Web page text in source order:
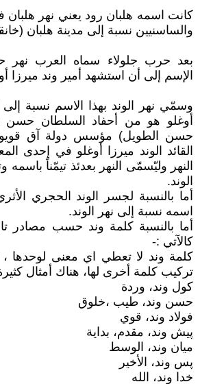
كانت اسمه هلبان رود يعني نهر هلبان
والساسنيين نسبة إلى مدينة هلبان
بعد حرب جلولاء سماه العرب نهر
الإسم إلى أن استشهد أمير وند ميرزا
وسمّي نهر الوند بهذا الاسم نسبة إلى
أوغلو هو من أحفاد السلطان حسن
حسن الطويل) مؤسس دولة آق
القائد الوند ميرزا أوغلو في إحدى
النهر وليّسمّى النهر بعدئذ تيمّناً باسمه
الوند.
أما بالنسبة لجسر الوند الحجري
اسمه نسبة إلى نهر الوند.
أما بالنسبة كلمة وند حسب مصادر
كالآتي :-
كلمة وند لا تعطي اي معنى لوحدها
تركيب كلمة أخرى لها، هناك أمثال
کول وند، وردة
حسن وند، طيب ،خلوق
فولاد وند، قوي
پیش وند، مقدم، بداية
میان وند، الوسط
پس وند، الأخير
خدا وند، الله